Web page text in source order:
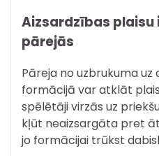
Aizsardzības
pārejās
Pāreja no uzbrukuma
formācijā var atklāt
spēlētāji virzās uz
kļūt neaizsargāta pret
jo formācijai trūkst